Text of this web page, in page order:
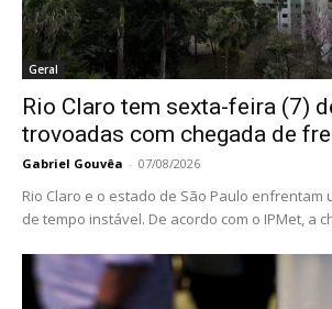
Geral
Rio Claro tem sexta-feira (7)
trovoadas com chegada de
Gabriel Gouvêa - 07/08/2026
Rio Claro e o estado de São Paulo enfrentam
de tempo instável. De acordo com o IPMet, a